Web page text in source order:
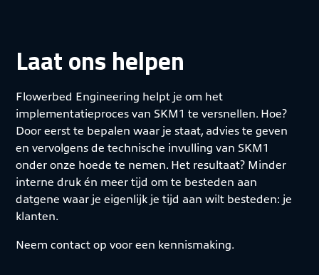
Laat ons helpen
Flowerbed Engineering helpt je om het
implementatieproces van SKM1 te versnellen. Hoe?
Door eerst te bepalen waar je staat, advies te geven
en vervolgens de technische invulling van SKM1
onder onze hoede te nemen. Het resultaat? Minder
interne druk én meer tijd om te besteden aan
datgene waar je eigenlijk je tijd aan wilt besteden: je
klanten.
Neem contact op voor een kennismaking.